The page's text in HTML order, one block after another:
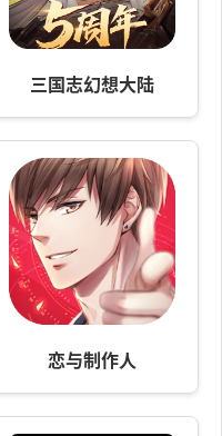
三国志幻想大陆
恋与制作人